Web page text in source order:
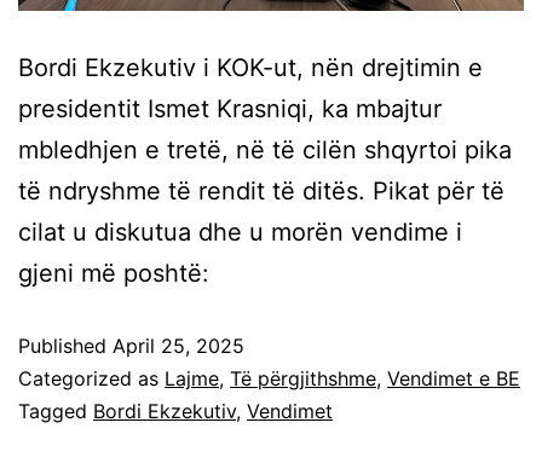
Bordi Ekzekutiv i KOK-ut, nën drejtimin e
presidentit Ismet Krasniqi, ka mbajtur
mbledhjen e tretë, në të cilën shqyrtoi pika
të ndryshme të rendit të ditës. Pikat për të
cilat u diskutua dhe u morën vendime i
gjeni më poshtë:
Published April 25, 2025
Categorized as Lajme, Të përgjithshme, Vendimet e BE
Tagged Bordi Ekzekutiv, Vendimet